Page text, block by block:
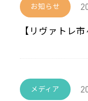
お知らせ
【リヴァトレ
メディア